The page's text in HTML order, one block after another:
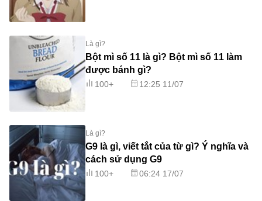
Là gì?
Bột mì số 11 là gì? Bột mì số 11 làm
được bánh gì?
100+ 12:25 11/07
Là gì?
G9 là gì, viết tắt của từ gì? Ý nghĩa và
cách sử dụng G9
100+ 06:24 17/07